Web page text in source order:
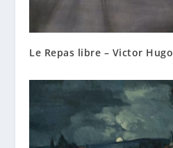
Le Repas libre – Victor Hugo